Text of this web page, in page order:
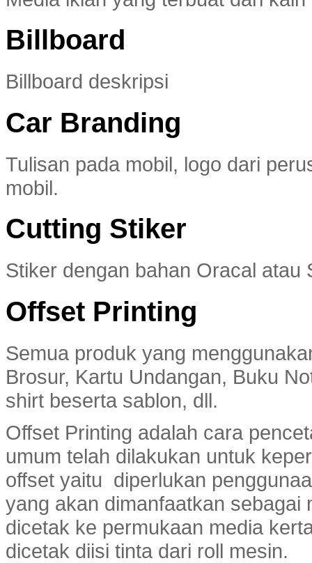
Billboard
Billboard deskripsi
Car Branding
Tulisan pada mobil, logo dari
mobil.
Cutting Stiker
Stiker dengan bahan Oracal atau
Offset Printing
Semua produk yang
Brosur, Kartu Undangan, Buku
shirt beserta sablon, dll.
Offset Printing adalah cara
umum telah dilakukan untuk
offset yaitu diperlukan
yang akan dimanfaatkan
dicetak ke permukaan media
dicetak diisi tinta dari roll mesin.